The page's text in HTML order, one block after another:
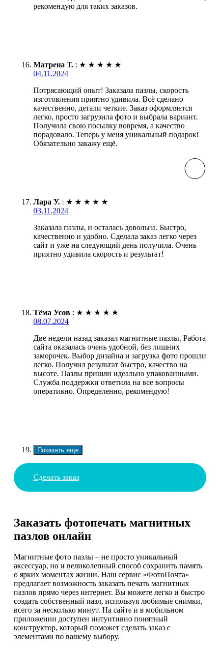
рекомендую для таких заказов.
Матрена Т. : ★ ★ ★ ★ ★
04.11.2024
Потрясающий опыт! Заказала пазлы, скорость
изготовления приятно удивила. Всё сделано
качественно, детали четкие. Заказ оформляется
легко, просто загрузила фото и выбрала вариант.
Получила свою посылку вовремя, а качество
порадовало. Теперь у меня уникальный подарок!
Обязательно закажу ещё.
Лара У. : ★ ★ ★ ★ ★
03.11.2024
Заказала пазлы, и осталась довольна. Быстро,
качественно и удобно. Сделала заказ легко через
сайт и уже на следующий день получила. Очень
приятно удивила скорость и результат!
Тёма Усов : ★ ★ ★ ★ ★
08.07.2024
Две недели назад заказал магнитные пазлы. Работа
сайта оказалась очень удобной, без лишних
заморочек. Выбор дизайна и загрузка фото прошли
легко. Получил результат быстро, качество на
высоте. Пазлы пришли идеально упакованными.
Служба поддержки ответила на все вопросы
оперативно. Определенно, рекомендую!
Показать еще
Сделать заказ
Заказать фотопечать магнитных
пазлов онлайн
Магнитные фото пазлы – не просто уникальный
аксессуар, но и великолепный способ сохранить память
о ярких моментах жизни. Наш сервис «ФотоПочта»
предлагает возможность заказать печать магнитных
пазлов прямо через интернет. Вы можете легко и быстро
создать собственный пазл, используя любимые снимки,
всего за несколько минут. На сайте и в мобильном
приложении доступен интуитивно понятный
конструктор, который поможет сделать заказ с
элементами по вашему выбору.